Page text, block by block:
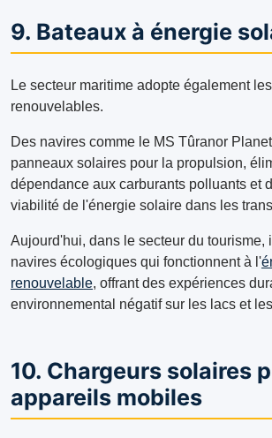
9. Bateaux à énergie
Le secteur maritime adopte également
renouvelables.
Des navires comme le MS Tûranor
panneaux solaires pour la propulsion,
dépendance aux carburants polluants et
viabilité de l'énergie solaire dans les
Aujourd'hui, dans le secteur du tourisme,
navires écologiques qui fonctionnent à l'
renouvelable, offrant des expériences
environnemental négatif sur les lacs et
10. Chargeurs solaires
appareils mobiles